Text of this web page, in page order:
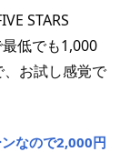
STARS
低でも1,000
お試し感覚で
なので2,000円